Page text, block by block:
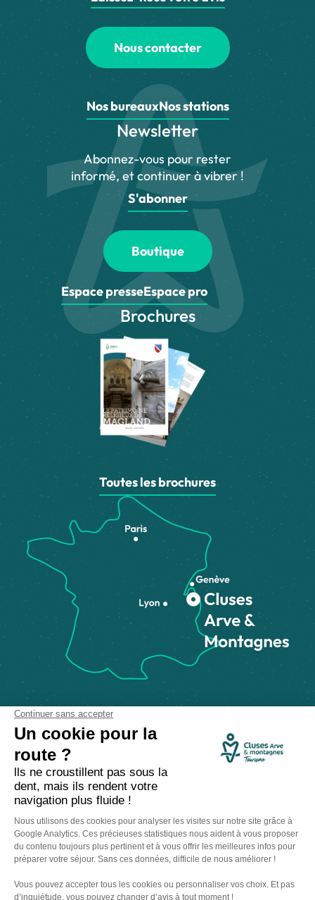
Nous contacter
Nos bureauxNos stations
Newsletter
Abonnez-vous pour rester
informé, et continuer à vibrer !
S'abonner
Boutique
Espace presseEspace pro
Brochures
Toutes les brochures
Comment venir ?
Made with by IRIS Interactive
Mentions légales - Politique de confidentialité
Accessibilité numérique
conditions d'utilisationde Google s'appliquent.